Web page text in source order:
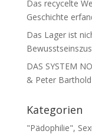
Das recycelte
Geschichte
Das Lager ist
DAS SYSTEM
& Peter Barthold
Kategorien
"Pädophilie",